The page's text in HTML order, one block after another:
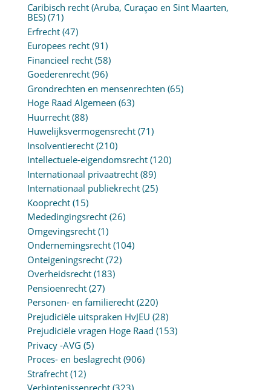
Caribisch recht (Aruba, Curaçao en Sint Maarten,
BES)(71)
Erfrecht(47)
Europees recht(91)
Financieel recht(58)
Goederenrecht(96)
Grondrechten en mensenrechten (65)
Hoge Raad Algemeen (63)
Huurrecht(88)
Huwelijksvermogensrecht(71)
Insolventierecht(210)
Intellectuele-eigendomsrecht(120)
Internationaal privaatrecht(89)
Internationaal publiekrecht(25)
Kooprecht(15)
Mededingingsrecht(26)
Omgevingsrecht(1)
Ondernemingsrecht(104)
Onteigeningsrecht(72)
Overheidsrecht(183)
Pensioenrecht(27)
Personen- en familierecht(220)
Prejudiciële uitspraken HvJEU (28)
Prejudiciële vragen Hoge Raad (153)
Privacy -AVG (5)
Proces- en beslagrecht(906)
Strafrecht(12)